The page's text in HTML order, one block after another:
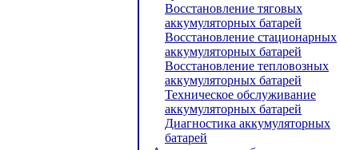
Восстановление тяговых
аккумуляторных батарей
Восстановление стационарных
аккумуляторных батарей
Восстановление тепловозных
аккумуляторных батарей
Техническое обслуживание
аккумуляторных батарей
Диагностика аккумуляторных
батарей